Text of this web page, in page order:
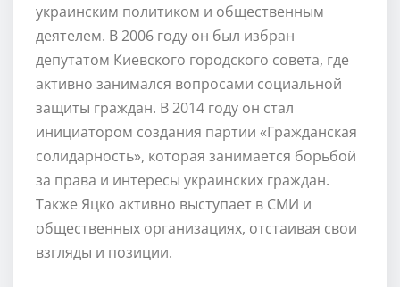
украинским политиком и общественным
деятелем. В 2006 году он был избран
депутатом Киевского городского совета, где
активно занимался вопросами социальной
защиты граждан. В 2014 году он стал
инициатором создания партии «Гражданская
солидарность», которая занимается борьбой
за права и интересы украинских граждан.
Также Яцко активно выступает в СМИ и
общественных организациях, отстаивая свои
взгляды и позиции.